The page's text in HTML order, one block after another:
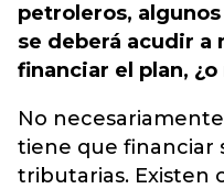
petroleros,
se deberá acudir a
financiar el plan, ¿o
No
tiene que financiar
tributarias. Existen